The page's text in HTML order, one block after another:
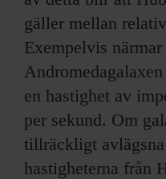
gäller mellan
Exempelvis
en hastighet av
per sekund. Om
tillräckligt
hastigheterna från